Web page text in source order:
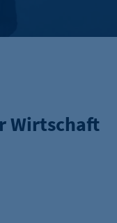
Wirtschaft